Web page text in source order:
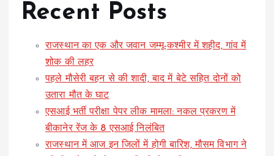
Recent Posts
राजस्थान का एक और जवान जम्मू-कश्मीर में शहीद, गांव में
शोक की लहर
पहले मौसेरी बहन से की शादी, बाद में बेटे सहित दोनों को
उतारा मौत के घाट
एसआई भर्ती परीक्षा पेपर लीक मामला: नकल प्रकरण में
बीकानेर रेंज के 8 एसआई निलंबित
राजस्थान में आज इन जिलों में होगी बारिश, मौसम विभाग ने